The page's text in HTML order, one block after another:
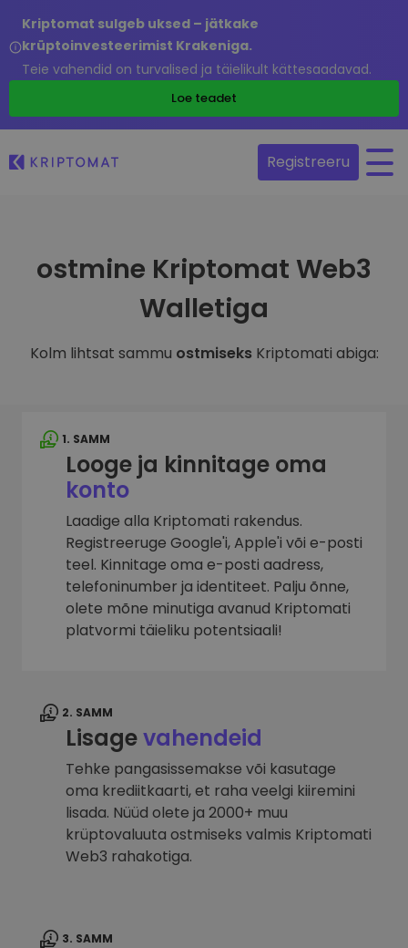
Kriptomat sulgeb uksed – jätkake
krüptoinvesteerimist Krakeniga.
Teie vahendid on turvalised ja täielikult kättesaadavad.
Loe teadet
Registreeru
ostmine Kriptomat Web3
Walletiga
Kolm lihtsat sammu ostmiseksKriptomati abiga:
1. SAMM
Looge ja kinnitage oma
konto
Laadige alla Kriptomati rakendus.
Registreeruge Google'i, Apple'i või e-posti
teel. Kinnitage oma e-posti aadress,
telefoninumber ja identiteet. Palju õnne,
olete mõne minutiga avanud Kriptomati
platvormi täieliku potentsiaali!
2. SAMM
Lisagevahendeid
Tehke pangasissemakse või kasutage
oma krediitkaarti, et raha veelgi kiiremini
lisada. Nüüd olete ja 2000+ muu
krüptovaluuta ostmiseks valmis Kriptomati
Web3 rahakotiga.
3. SAMM